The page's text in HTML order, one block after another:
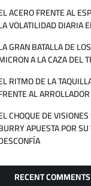
ACERO FRENTE AL
VOLATILIDAD DIARIA
GRAN BATALLA DE
A LA CAZA DEL
RITMO DE LA
AL
CHOQUE DE
APUESTA POR
RECENT COMMENTS